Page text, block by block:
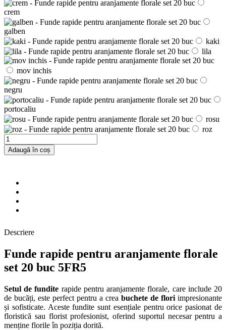
crem
galben
kaki
lila
mov inchis
negru
portocaliu
rosu
roz
Adaugă în coș
Descriere
Funde rapide pentru aranjamente florale
set 20 buc 5FR5
Setul de fundite rapide pentru aranjamente florale, care include 20
de bucăți, este perfect pentru a crea buchete de flori impresionante
și sofisticate. Aceste fundite sunt esențiale pentru orice pasionat de
floristică sau florist profesionist, oferind suportul necesar pentru a
menține florile în poziția dorită.